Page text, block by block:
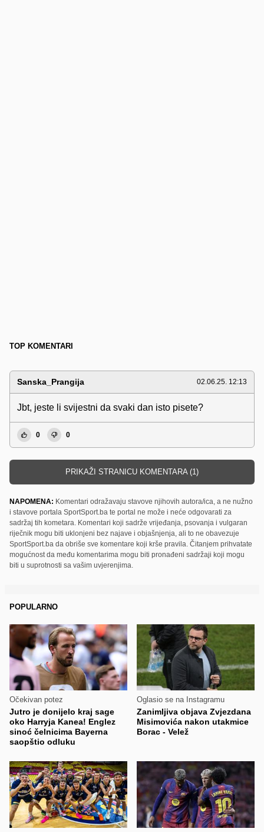
TOP KOMENTARI
Sanska_Prangija 02.06.25. 12:13
Jbt, jeste li svijestni da svaki dan isto pisete?
0 0
PRIKAŽI STRANICU KOMENTARA (1)
NAPOMENA: Komentari odražavaju stavove njihovih autora/ica, a ne nužno
i stavove portala SportSport.ba te portal ne može i neće odgovarati za
sadržaj tih kometara. Komentari koji sadrže vrijeđanja, psovanja i vulgaran
riječnik mogu biti uklonjeni bez najave i objašnjenja, ali to ne obavezuje
SportSport.ba da obriše sve komentare koji krše pravila. Čitanjem prihvatate
mogućnost da među komentarima mogu biti pronađeni sadržaji koji mogu
biti u suprotnosti sa vašim uvjerenjima.
POPULARNO
Očekivan potez
Jutro je donijelo kraj sage
oko Harryja Kanea! Englez
sinoć čelnicima Bayerna
saopštio odluku
Oglasio se na Instagramu
Zanimljiva objava Zvjezdana
Misimovića nakon utakmice
Borac - Velež